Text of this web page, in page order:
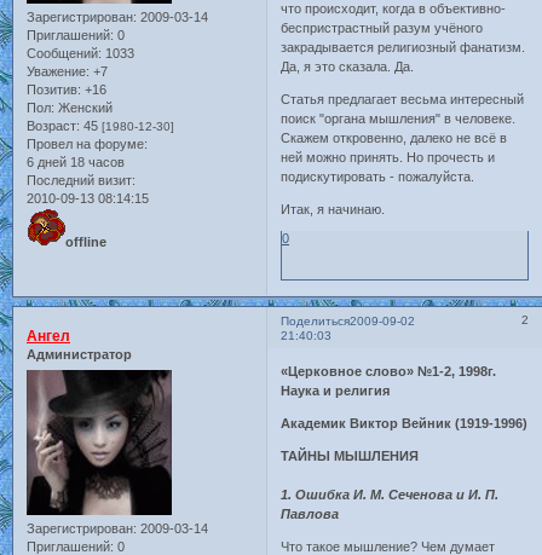
Зарегистрирован: 2009-03-14
Приглашений: 0
Сообщений: 1033
Уважение: +7
Позитив: +16
Пол: Женский
Возраст: 45 [1980-12-30]
Провел на форуме:
6 дней 18 часов
Последний визит:
2010-09-13 08:14:15
offline
что происходит, когда в объективно-
беспристрастный разум учёного
закрадывается религиозный фанатизм.
Да, я это сказала. Да.
Статья предлагает весьма интересный
поиск "органа мышления" в человеке.
Скажем откровенно, далеко не всё в
ней можно принять. Но прочесть и
подискутировать - пожалуйста.
Итак, я начинаю.
0
Поделиться 2
2009-09-02
21:40:03
Ангел
Администратор
Зарегистрирован: 2009-03-14
Приглашений: 0
«Церковное слово» №1-2, 1998г.
Наука и религия
Академик Виктор Вейник (1919-1996)
ТАЙНЫ МЫШЛЕНИЯ
1. Ошибка И. M. Сеченова и И. П.
Павлова
Что такое мышление? Чем думает